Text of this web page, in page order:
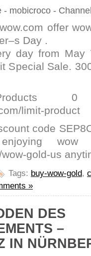
- mobicroco -
offer
Day .
day from
Special Sale.
limit-product
code
gold-us
Tags: buy-wow-gold,
»
DES
–
IN